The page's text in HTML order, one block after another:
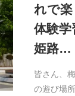
れで
体験
姫路…
皆さん、
の遊び場